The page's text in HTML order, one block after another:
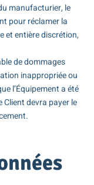
manufacturier, le
pour réclamer la
et entière discrétion,
de dommages
inappropriée ou
l’Équipement a été
devra payer le